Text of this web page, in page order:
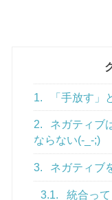
1. 「手放す」
2.
ネガティブ
ならない(-_-;)
3. ネガティブ
3.1. 統合って